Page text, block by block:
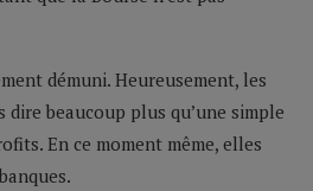
démuni. Heureusement, les
beaucoup plus qu’une simple
En ce moment même, elles